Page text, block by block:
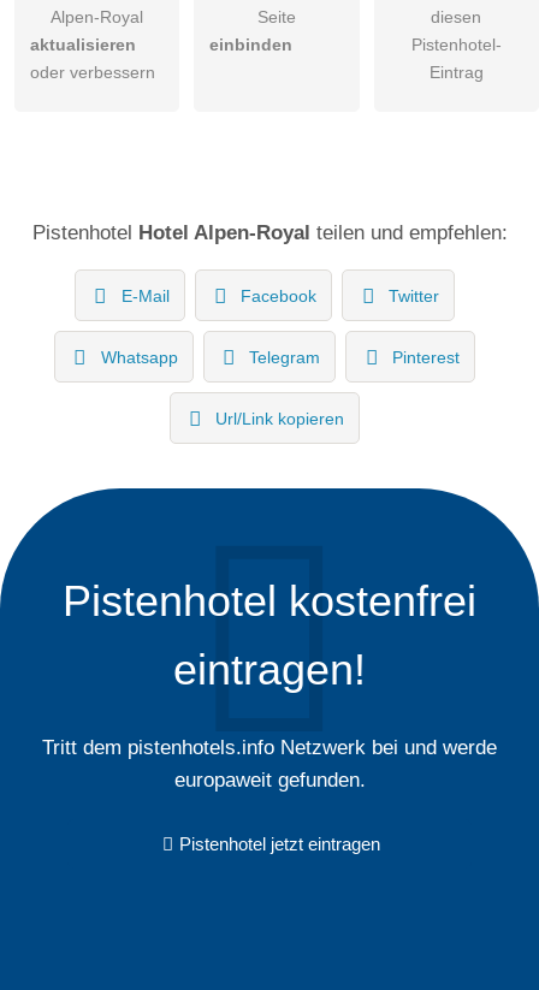
Alpen-Royal
aktualisieren
oder verbessern
Seite
einbinden
diesen
Pistenhotel-
Eintrag
Pistenhotel Hotel Alpen-Royal teilen und empfehlen:
E-Mail Facebook Twitter
Whatsapp Telegram Pinterest
Url/Link kopieren
Pistenhotel kostenfrei
eintragen!
Tritt dem pistenhotels.info Netzwerk bei und werde
europaweit gefunden.
Pistenhotel jetzt eintragen